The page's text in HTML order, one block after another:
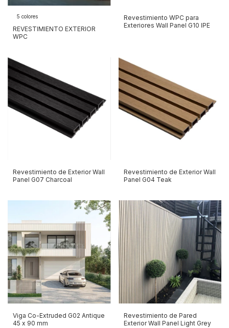
5 colores
REVESTIMIENTO EXTERIOR
WPC
Revestimiento WPC para
Exteriores Wall Panel G10 IPE
Revestimiento de Exterior Wall
Panel G07 Charcoal
Revestimiento de Exterior Wall
Panel G04 Teak
Viga Co-Extruded G02 Antique
45 x 90 mm
Revestimiento de Pared
Exterior Wall Panel Light Grey